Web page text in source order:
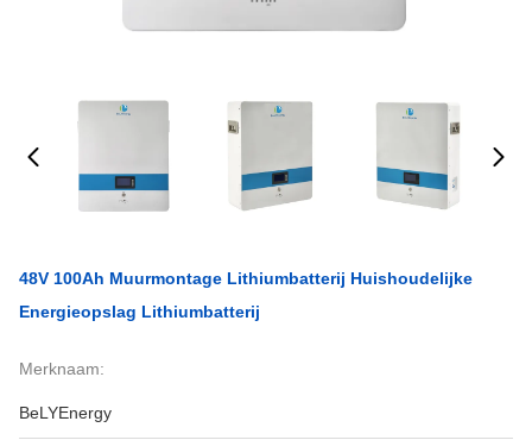
48V 100Ah Muurmontage Lithiumbatterij Huishoudelijke
Energieopslag Lithiumbatterij
Merknaam:
BeLYEnergy